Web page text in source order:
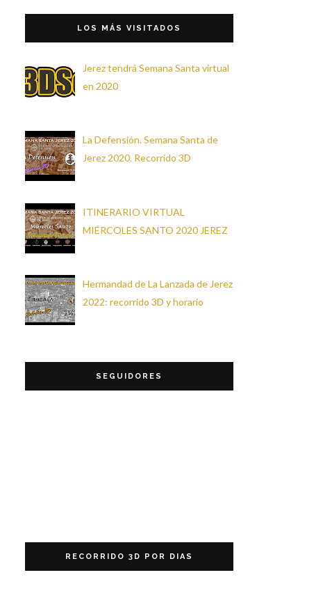
LOS MÁS VISITADOS
Jerez tendrá Semana Santa virtual
en 2020
La Defensión. Semana Santa de
Jerez 2020. Recorrido 3D
ITINERARIO VIRTUAL
MIÉRCOLES SANTO 2020 JEREZ
Hermandad de La Lanzada de Jerez
2022: recorrido 3D y horario
SEGUIDORES
RECORRIDO 3D POR DIAS